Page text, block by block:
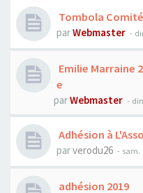
Tombola
parWebmaster -
Emilie Marraine
e
parWebmaster -
Adhésion à
parverodu26 - sam.
adhésion 2019